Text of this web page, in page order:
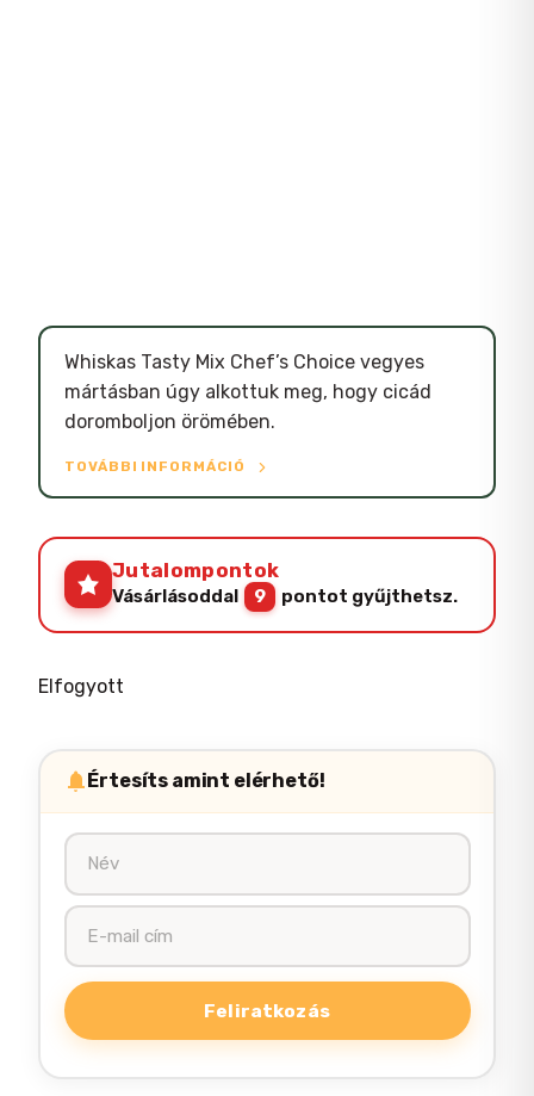
Whiskas Tasty Mix Chef’s Choice vegyes
mártásban úgy alkottuk meg, hogy cicád
doromboljon örömében.
TOVÁBBI INFORMÁCIÓ
Jutalompontok
Vásárlásoddal 9 pontot gyűjthetsz.
Elfogyott
Értesíts amint elérhető!